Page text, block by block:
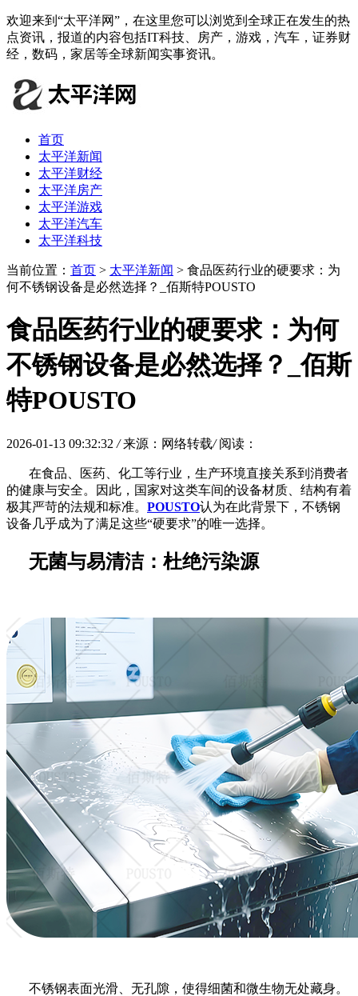
欢迎来到“太平洋网”，在这里您可以浏览到全球正在发生的热
点资讯，报道的内容包括IT科技、房产，游戏，汽车，证券财
经，数码，家居等全球新闻实事资讯。
首页
太平洋新闻
太平洋财经
太平洋房产
太平洋游戏
太平洋汽车
太平洋科技
当前位置： 首页 > 太平洋新闻 > 食品医药行业的硬要求：为
何不锈钢设备是必然选择？_佰斯特POUSTO
食品医药行业的硬要求：为何
不锈钢设备是必然选择？_佰斯
特POUSTO
2026-01-13 09:32:32 / 来源：网络转载/ 阅读：
在食品、医药、化工等行业，生产环境直接关系到消费者
的健康与安全。因此，国家对这类车间的设备材质、结构有着
极其严苛的法规和标准。 POUSTO认为在此背景下，不锈钢
设备几乎成为了满足这些“硬要求”的唯一选择。
无菌与易清洁：杜绝污染源
不锈钢表面光滑、无孔隙，使得细菌和微生物无处藏身。